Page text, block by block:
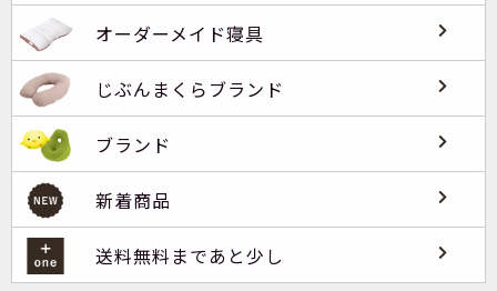
オーダーメイド寝具
じぶんまくらブランド
ブランド
新着商品
送料無料まであと少し